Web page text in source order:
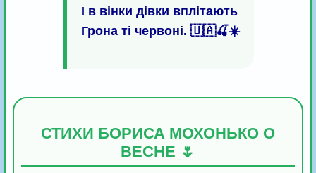
І в вінки дівки вплітають
Грона ті червоні. 🇺🇦🍒☀️
СТИХИ БОРИСА МОХОНЬКО О
ВЕСНЕ 🌷